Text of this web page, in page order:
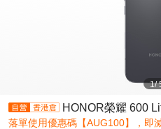
1/
HONOR榮耀 600
落單使用優惠碼【AUG100】，即